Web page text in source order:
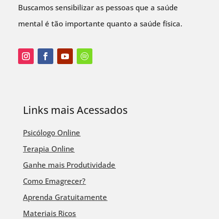
Buscamos sensibilizar as pessoas que a saúde
mental é tão importante quanto a saúde física.
Links mais Acessados
Psicólogo Online
Terapia Online
Ganhe mais Produtividade
Como Emagrecer?
Aprenda Gratuitamente
Materiais Ricos